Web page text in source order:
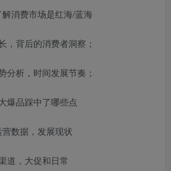
消费市场是红海/蓝海
，背后的消费者洞察；
分析，时间发展节奏；
爆品踩中了哪些点
数据，发展现状
道，大促和日常